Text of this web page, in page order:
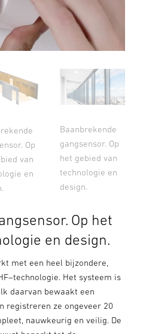
Op
van
en
Baanbrekende
gangsensor. Op
het gebied van
technologie en
design.
Op het
en design.
met een heel bijzondere,
Het systeem is
daarvan bewaakt een
registreren ze ongeveer 20
nauwkeurig en veilig. De